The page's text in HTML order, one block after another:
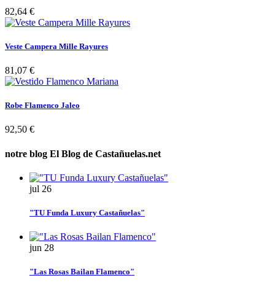
82,64 €
Veste Campera Mille Rayures
81,07 €
Robe Flamenco Jaleo
92,50 €
notre blog El Blog de Castañuelas.net
jul 26
"TU Funda Luxury Castañuelas"
jun 28
"Las Rosas Bailan Flamenco"